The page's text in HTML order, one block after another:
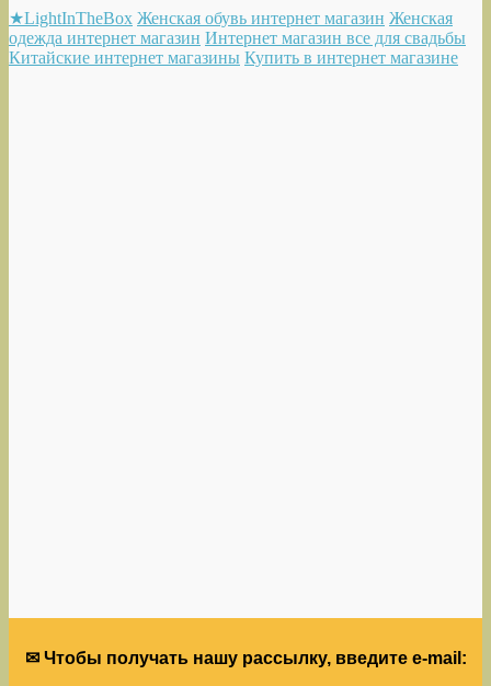
★LightInTheBox Женская обувь интернет магазин Женская
одежда интернет магазин Интернет магазин все для свадьбы
Китайские интернет магазины Купить в интернет магазине
✉ Чтобы получать нашу рассылку, введите e-mail: